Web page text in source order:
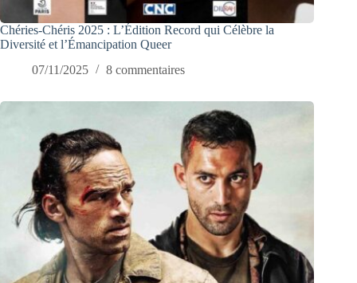
Chéries-Chéris 2025 : L’Édition Record qui Célèbre la
Diversité et l’Émancipation Queer
07/11/2025
8 commentaires